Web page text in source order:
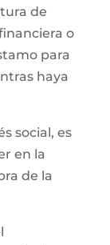
de
o
para
haya
social, es
en la
de la